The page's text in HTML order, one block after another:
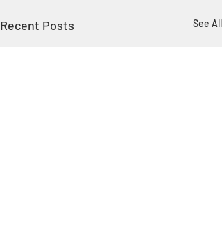
Recent Posts See All